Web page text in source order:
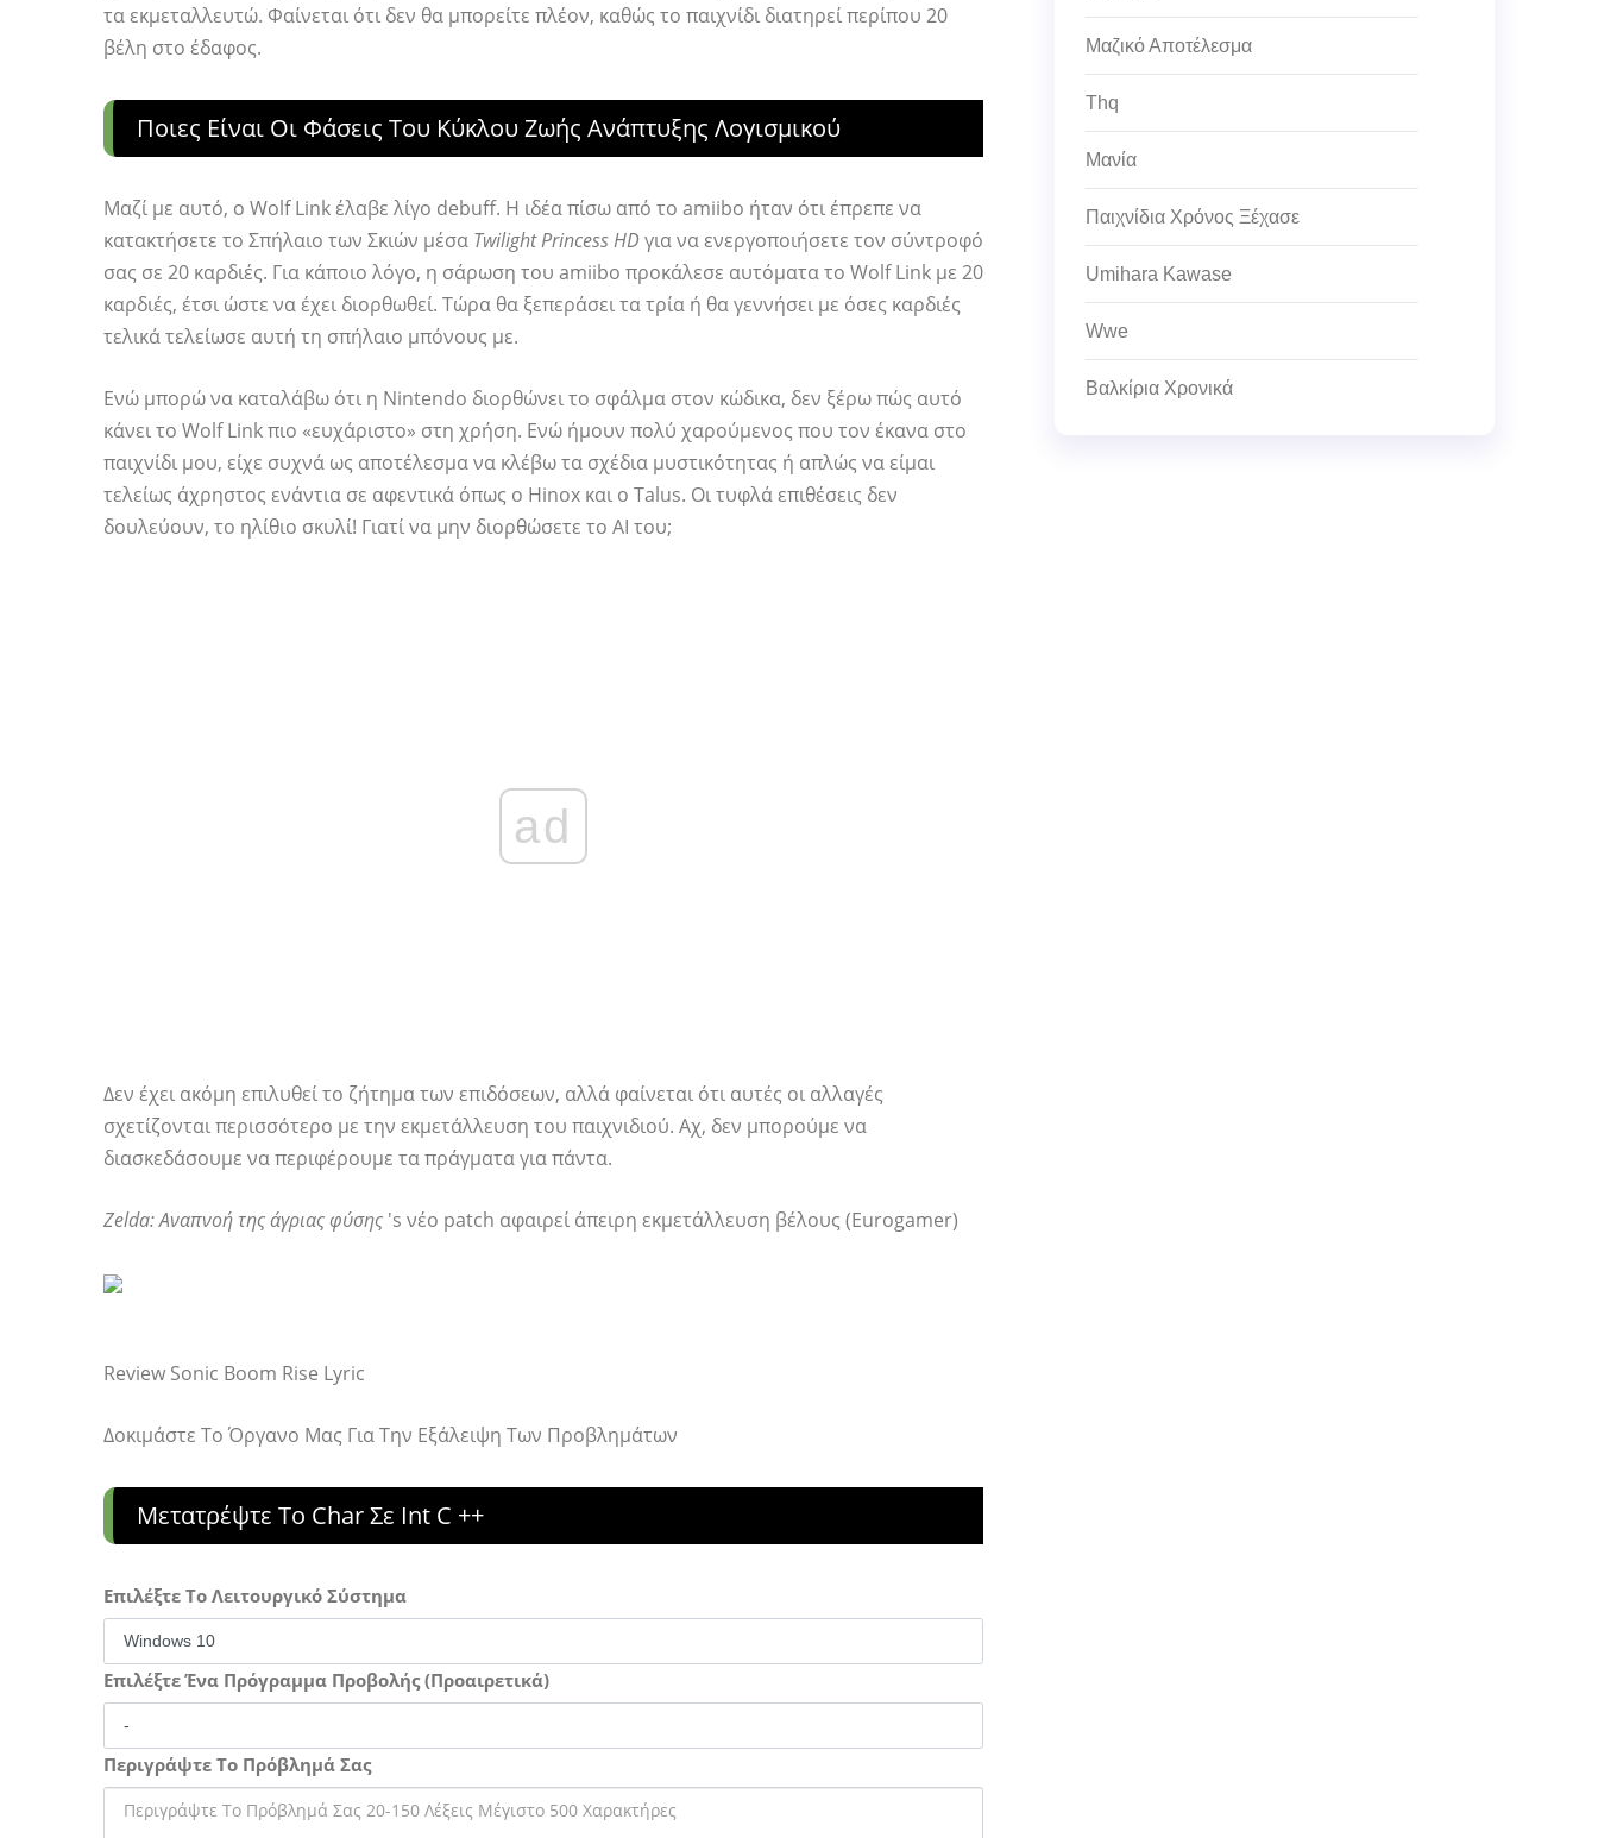
τα εκμεταλλευτώ. Φαίνεται ότι δεν θα μπορείτε πλέον, καθώς το παιχνίδι διατηρεί περίπου 20
βέλη στο έδαφος.
Ποιες Είναι Οι Φάσεις Του Κύκλου Ζωής Ανάπτυξης Λογισμικού
Μαζί με αυτό, ο Wolf Link έλαβε λίγο debuff. Η ιδέα πίσω από το amiibo ήταν ότι έπρεπε να
κατακτήσετε το Σπήλαιο των Σκιών μέσα Twilight Princess HD για να ενεργοποιήσετε τον σύντροφό
σας σε 20 καρδιές. Για κάποιο λόγο, η σάρωση του amiibo προκάλεσε αυτόματα το Wolf Link με 20
καρδιές, έτσι ώστε να έχει διορθωθεί. Τώρα θα ξεπεράσει τα τρία ή θα γεννήσει με όσες καρδιές
τελικά τελείωσε αυτή τη σπήλαιο μπόνους με.
Ενώ μπορώ να καταλάβω ότι η Nintendo διορθώνει το σφάλμα στον κώδικα, δεν ξέρω πώς αυτό
κάνει το Wolf Link πιο «ευχάριστο» στη χρήση. Ενώ ήμουν πολύ χαρούμενος που τον έκανα στο
παιχνίδι μου, είχε συχνά ως αποτέλεσμα να κλέβω τα σχέδια μυστικότητας ή απλώς να είμαι
τελείως άχρηστος ενάντια σε αφεντικά όπως ο Hinox και ο Talus. Οι τυφλά επιθέσεις δεν
δουλεύουν, το ηλίθιο σκυλί! Γιατί να μην διορθώσετε το AI του;
ad
Δεν έχει ακόμη επιλυθεί το ζήτημα των επιδόσεων, αλλά φαίνεται ότι αυτές οι αλλαγές
σχετίζονται περισσότερο με την εκμετάλλευση του παιχνιδιού. Αχ, δεν μπορούμε να
διασκεδάσουμε να περιφέρουμε τα πράγματα για πάντα.
Zelda: Αναπνοή της άγριας φύσης 's νέο patch αφαιρεί άπειρη εκμετάλλευση βέλους (Eurogamer)
Review Sonic Boom Rise Lyric
Δοκιμάστε Το Όργανο Μας Για Την Εξάλειψη Των Προβλημάτων
Μετατρέψτε Το Char Σε Int C ++
Επιλέξτε Το Λειτουργικό Σύστημα
Επιλέξτε Ένα Πρόγραμμα Προβολής (Προαιρετικά)
Περιγράψτε Το Πρόβλημά Σας
Μαζικό Αποτέλεσμα
Thq
Μανία
Παιχνίδια Χρόνος Ξέχασε
Umihara Kawase
Wwe
Βαλκίρια Χρονικά